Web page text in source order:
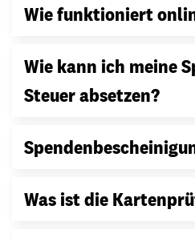
Wie funktioniert
Wie kann ich meine
Steuer absetzen?
Was ist die